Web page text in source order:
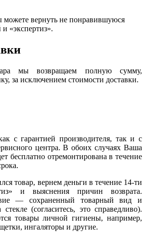
можете вернуть не понравившуюся
и «экспертиз».
мы возвращаем полную сумму,
за исключением стоимости доставки.
с гарантией производителя, так и с
центра. В обоих случаях Ваша
бесплатно отремонтирована в течение
товар, вернем деньги в течение 14-ти
и выяснения причин возврата.
— сохраненный товарный вид и
(согласитесь, это справедливо).
товары личной гигиены, например,
ингаляторы и другие.